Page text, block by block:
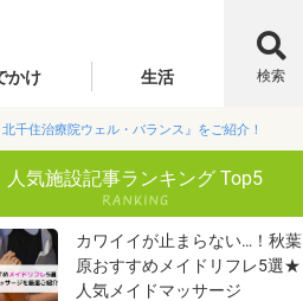
かけ 生活 検索
千住治療院ウェル・バランス』をご紹介！
人気施設記事ランキング Top5
カワイイが止まらない…！秋葉
原おすすめメイドリフレ5選★
人気メイドマッサージ